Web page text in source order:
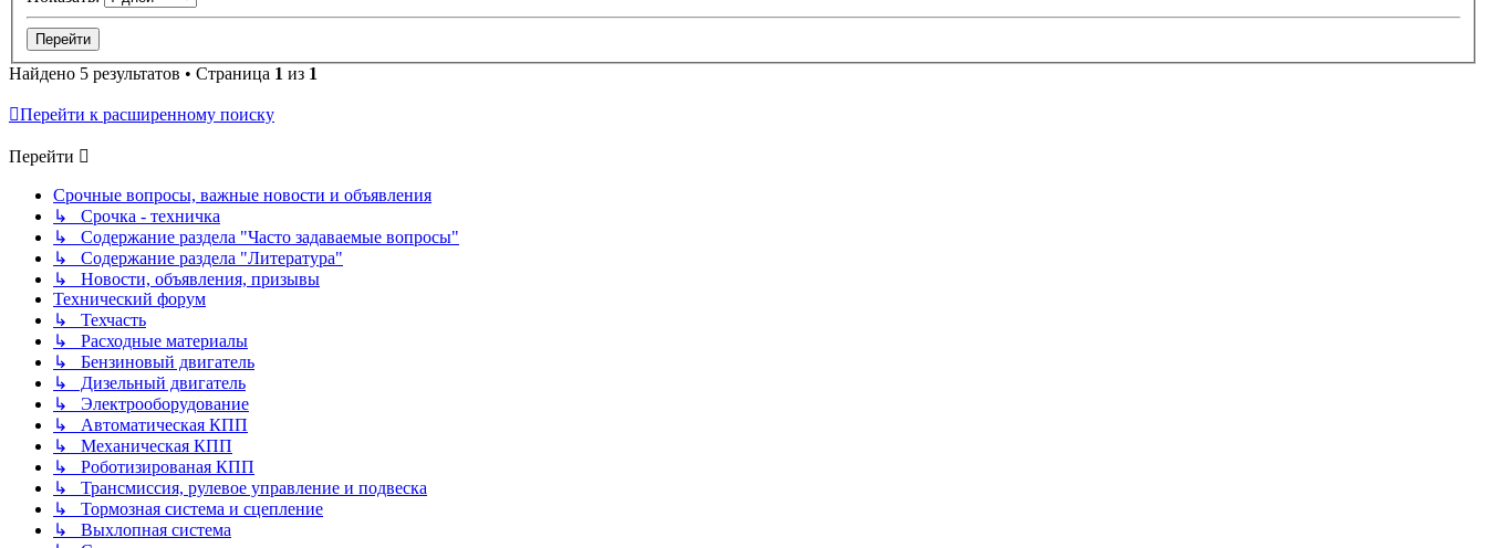
Найдено 5 результатов • Страница 1 из 1
Перейти к расширенному поиску
Перейти
Срочные вопросы, важные новости и объявления
↳ Срочка - техничка
↳ Содержание раздела "Часто задаваемые вопросы"
↳ Содержание раздела "Литература"
↳ Новости, объявления, призывы
Технический форум
↳ Техчасть
↳ Расходные материалы
↳ Бензиновый двигатель
↳ Дизельный двигатель
↳ Электрооборудование
↳ Автоматическая КПП
↳ Механическая КПП
↳ Роботизированая КПП
↳ Трансмиссия, рулевое управление и подвеска
↳ Тормозная система и сцепление
↳ Выхлопная система